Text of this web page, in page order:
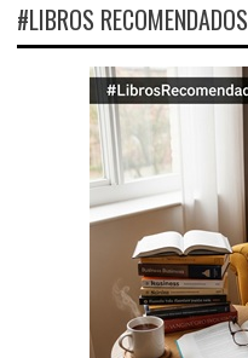
#LIBROS RECOMENDADOS